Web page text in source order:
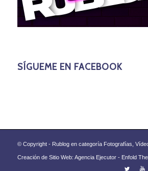
SÍGUEME EN FACEBOOK
© Copyright - Rublog en categoría Fotografías,
Creación de Sitio Web: Agencia Ejecutor - Enfold